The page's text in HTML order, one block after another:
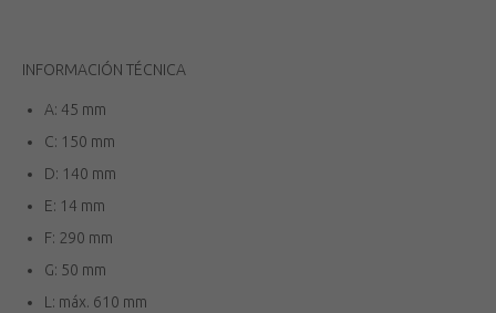
INFORMACIÓN TÉCNICA
A: 45 mm
C: 150 mm
D: 140 mm
E: 14 mm
F: 290 mm
G: 50 mm
L: máx. 610 mm